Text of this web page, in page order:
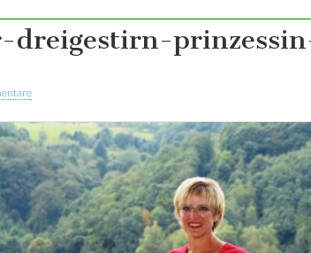
dreigestirn-